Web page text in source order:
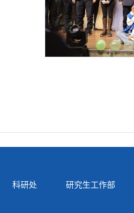
科研处 研究生工作部